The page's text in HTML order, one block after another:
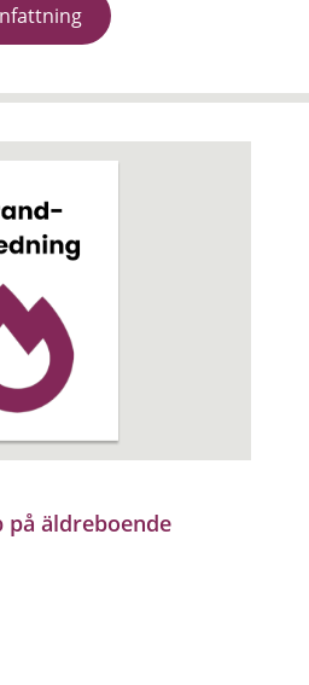
på äldreboende